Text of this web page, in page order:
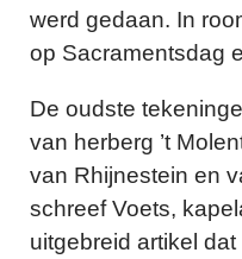
werd gedaan. In
op Sacramentsdag
De oudste
van herberg ’t
van Rhijnestein en
schreef Voets,
uitgebreid artikel